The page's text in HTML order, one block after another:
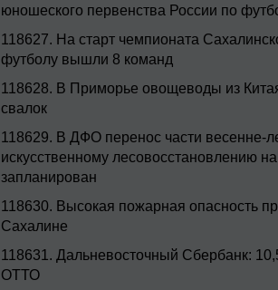
юношеского первенства России по
118627. На старт чемпионата
футболу вышли 8 команд
118628. В Приморье овощеводы из
свалок
118629. В ДФО перенос части весенне-
искусственному лесовосстановлению
запланирован
118630. Высокая пожарная опасность
Сахалине
118631. Дальневосточный Сбербанк:
ОТТО